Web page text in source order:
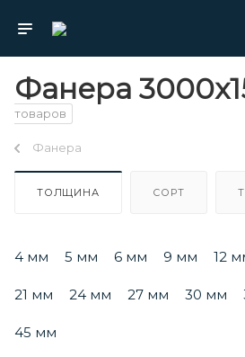
Фанера
товаров
Фанера
ТОЛЩИНА СОРТ
4 мм 5 мм 6 мм 9 мм 12
21 мм 24 мм 27 мм 30 мм
45 мм